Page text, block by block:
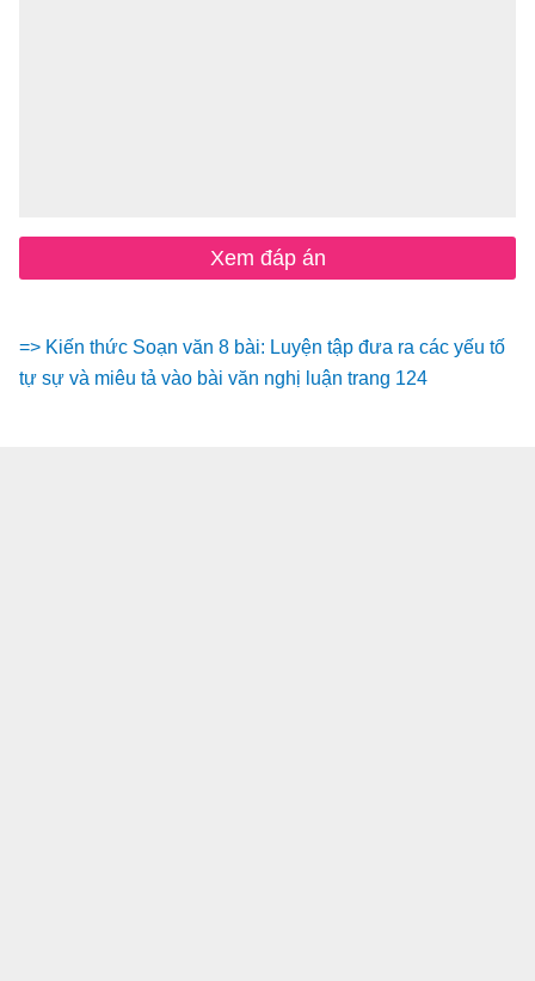
Xem đáp án
=> Kiến thức Soạn văn 8 bài: Luyện tập đưa ra các yếu tố
tự sự và miêu tả vào bài văn nghị luận trang 124